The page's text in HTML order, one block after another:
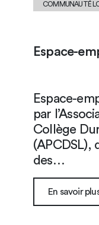
COMMUNAUTÉ
Espace-
Espace-
par
Collège
(APCDSL),
des…
En savoir